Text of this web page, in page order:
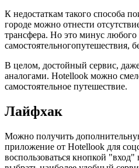
К недостаткам такого способа
городе можно отнести
трансфера. Но это минус любого
самостоятельногопутешествия,
В целом, достойный сервис,
аналогами. Hotellook можно
самостоятельное путешествие.
Лайфхак
Можно получить
приложение от Hotellook для
воспользоваться кнопкой